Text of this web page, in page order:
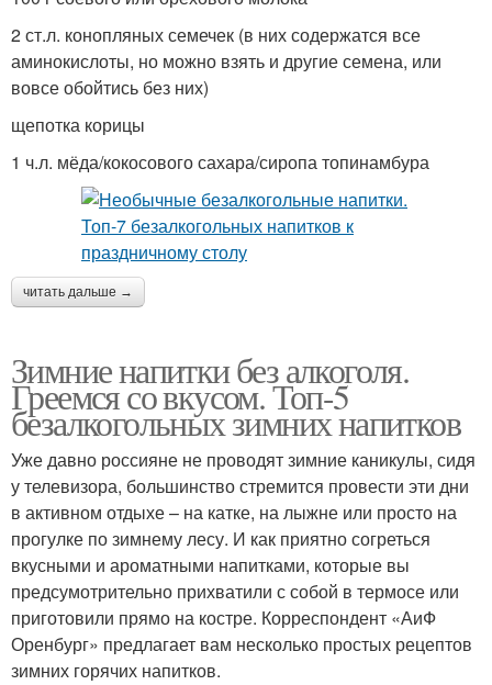
2 ст.л. конопляных семечек (в них содержатся все
аминокислоты, но можно взять и другие семена, или
вовсе обойтись без них)
щепотка корицы
1 ч.л. мёда/кокосового сахара/сиропа топинамбура
читать дальше →
Зимние напитки без алкоголя.
Греемся со вкусом. Топ-5
безалкогольных зимних напитков
Уже давно россияне не проводят зимние каникулы, сидя
у телевизора, большинство стремится провести эти дни
в активном отдыхе – на катке, на лыжне или просто на
прогулке по зимнему лесу. И как приятно согреться
вкусными и ароматными напитками, которые вы
предсумотрительно прихватили с собой в термосе или
приготовили прямо на костре. Корреспондент «АиФ
Оренбург» предлагает вам несколько простых рецептов
зимних горячих напитков.